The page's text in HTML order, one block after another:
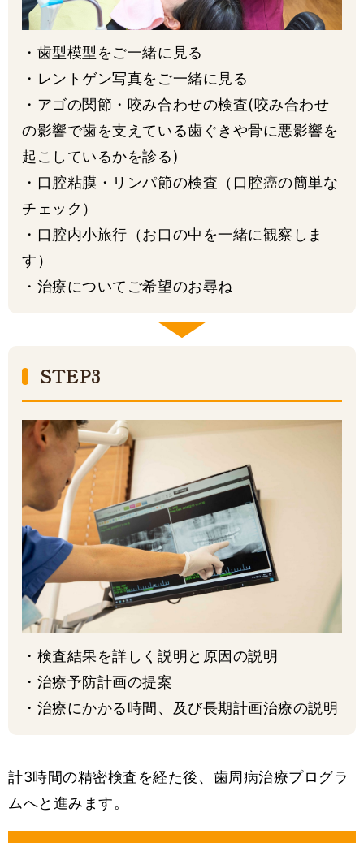
・歯型模型をご一緒に見る
・レントゲン写真をご一緒に見る
・アゴの関節・咬み合わせの検査(咬み合わせ
の影響で歯を支えている歯ぐきや骨に悪影響を
起こしているかを診る)
・口腔粘膜・リンパ節の検査（口腔癌の簡単な
チェック）
・口腔内小旅行（お口の中を一緒に観察しま
す）
・治療についてご希望のお尋ね
STEP3
・検査結果を詳しく説明と原因の説明
・治療予防計画の提案
・治療にかかる時間、及び長期計画治療の説明
計3時間の精密検査を経た後、歯周病治療プログラ
ムへと進みます。